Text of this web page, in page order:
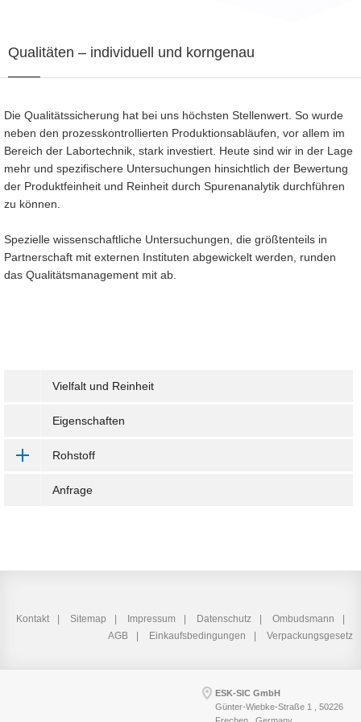
Qualitäten – individuell und korngenau
Die Qualitätssicherung hat bei uns höchsten Stellenwert. So wurde
neben den prozesskontrollierten Produktionsabläufen, vor allem im
Bereich der Labortechnik, stark investiert. Heute sind wir in der Lage
mehr und spezifischere Untersuchungen hinsichtlich der Bewertung
der Produktfeinheit und Reinheit durch Spurenanalytik durchführen
zu können.
Spezielle wissenschaftliche Untersuchungen, die größtenteils in
Partnerschaft mit externen Instituten abgewickelt werden, runden
das Qualitätsmanagement mit ab.
Vielfalt und Reinheit
Eigenschaften
Rohstoff
Anfrage
Kontakt Sitemap Impressum Datenschutz
Ombudsmann
AGB
Einkaufsbedingungen Verpackungsgesetz
ESK-SIC GmbH
Günter-Wiebke-Straße 1 , 50226